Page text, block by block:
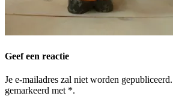
Geef een reactie
Je e-mailadres zal niet worden
gemarkeerd met *.